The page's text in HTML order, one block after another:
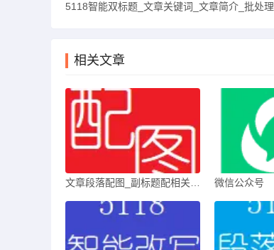
5118智能双标题_文章关键词_文章简介_批处理
相关文章
文章段落配图_副标题配相关图_批处理历史文章 微信公众号